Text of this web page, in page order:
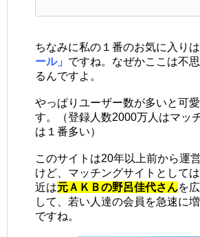
ちなみに私の１番のお気に入りは
ール」 ですね。なぜかここは不
るんですよ。
やっぱりユーザー数が多いと可
す。（登録人数2000万人はマッ
は１番多い）
このサイトは20年以上前から運
けど、マッチングサイトとして
近は元ＡＫＢの野呂佳代さんを
して、若い人達の会員を急速に
ですね。